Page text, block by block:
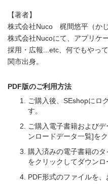
【著者】
株式会社Nuco 梶間悠平（かじ
株式会社Nucoにて、アプリケ
採用・広報...etc、何でもやっ
関市出身。
PDF版のご利用方法
ご購入後、SEshopにロ
す。
ご購入電子書籍および
ンロードデータ一覧]を
購入済みの電子書籍の
をクリックしてダウンロ
PDF形式のファイルを、